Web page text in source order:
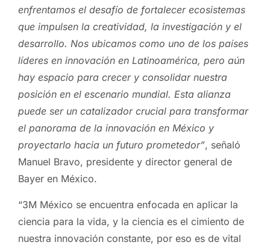
enfrentamos el desafío de fortalecer ecosistemas
que impulsen la creatividad, la investigación y el
desarrollo. Nos ubicamos como uno de los países
líderes en innovación en Latinoamérica, pero aún
hay espacio para crecer y consolidar nuestra
posición en el escenario mundial. Esta alianza
puede ser un catalizador crucial para transformar
el panorama de la innovación en México y
proyectarlo hacia un futuro prometedor”, señaló
Manuel Bravo, presidente y director general de
Bayer en México.
“3M México se encuentra enfocada en aplicar la
ciencia para la vida, y la ciencia es el cimiento de
nuestra innovación constante, por eso es de vital